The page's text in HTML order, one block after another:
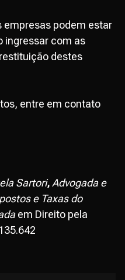
empresas podem estar
ingressar com as
destes
entre em contato
Sartori,Advogada e
e Taxas do
em Direito pela